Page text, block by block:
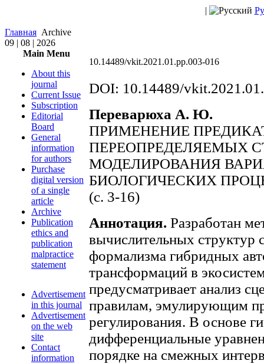
|
Главная Archive
09 | 08 | 2026
Main Menu
About this
journal
Current Issue
Subscription
Editorial
Board
General
information
for authors
Purchase
digital version
of a single
article
Archive
Publication
ethics and
publication
malpractice
statement
Advertisement
in this journal
Advertisement
on the web
site
Contact
information
10.14489/vkit.2021.01.pp.003-016
DOI: 10.14489/
Переварюха А. Ю.
ПРИМЕНЕНИЕ
ПЕРЕОПРЕДЕЛЯЕМЫХ
МОДЕЛИРОВАНИЯ
БИОЛОГИЧЕСКИХ
(с. 3-16)
Аннотация. Разработан
вычислительных структур
формализма гибридных
трансформаций в
предусматривает анализ
правилам, эмулирующим
регулирования. В основе
дифференциальные
порядке на смежных